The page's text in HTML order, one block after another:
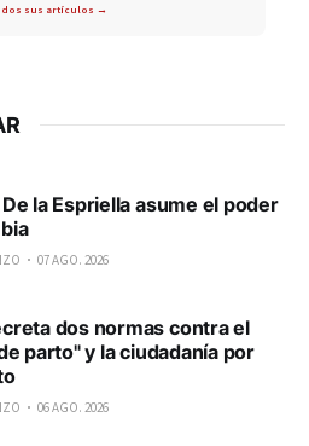
sus artículos →
la Espriella asume el poder
07 AGO. 2026
dos normas contra el
parto" y la ciudadanía por
06 AGO. 2026